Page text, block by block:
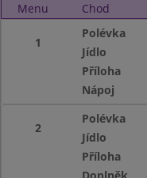
Menu
Chod
1
Polévka
Jídlo
Příloha
Nápoj
2
Polévka
Jídlo
Příloha